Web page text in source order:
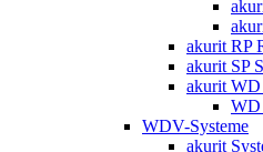
akurit RP
akurit SP
akurit WD
WD
WDV-Systeme
akurit